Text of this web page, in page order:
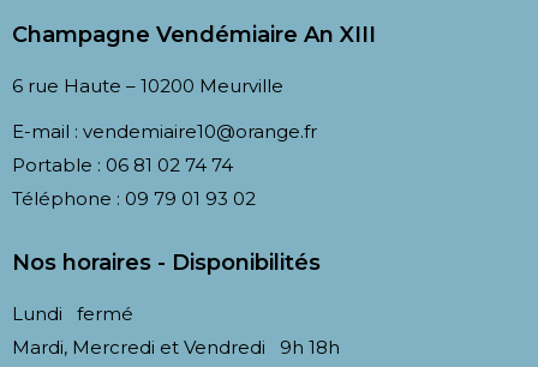
Champagne Vendémiaire An XIII​
6 rue Haute – 10200 Meurville
E-mail : vendemiaire10@orange.fr
Portable : 06 81 02 74 74
Téléphone : 09 79 01 93 02
Nos horaires - Disponibilités
Lundi fermé
Mardi, Mercredi et Vendredi 9h 18h